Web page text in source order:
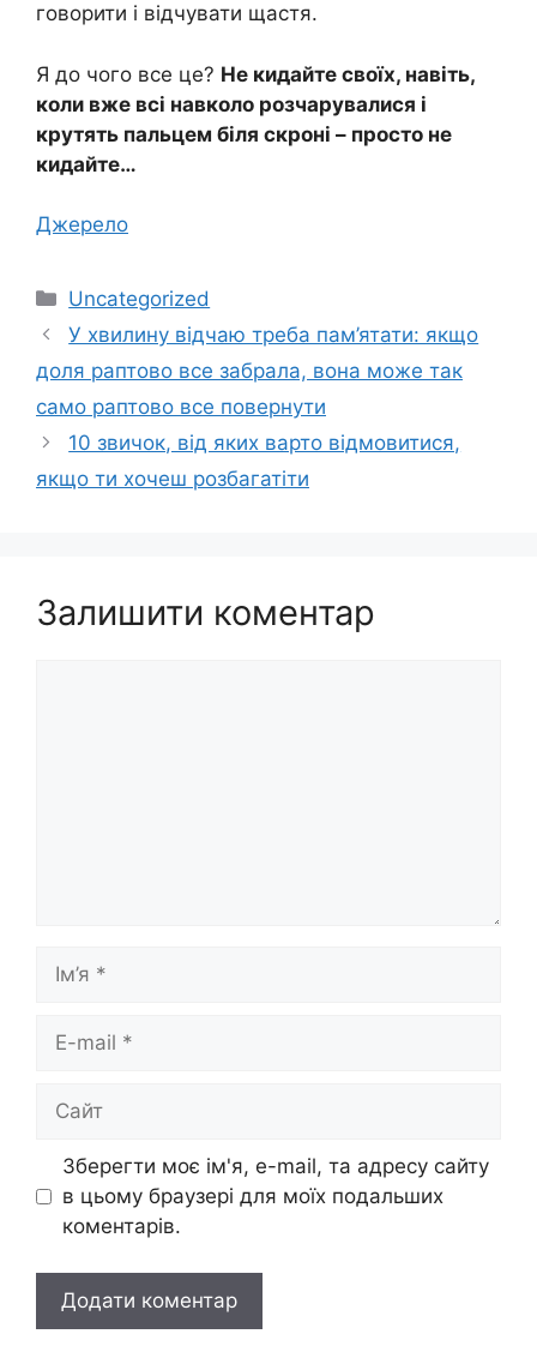
говорити і відчувати щастя.
Я до чого все це? Не кидайте своїх, навіть,
коли вже всі навколо розчарувалися і
крутять пальцем біля скроні – просто не
кидайте…
Джерело
Категорії
Uncategorized
У хвилину відчаю треба пам’ятати: якщо
доля раптово все забрала, вона може так
само раптово все повернути
10 звичок, від яких варто відмовитися,
якщо ти хочеш розбагатіти
Залишити коментар
Ім’я
Сайт
Зберегти моє ім'я, e-mail, та адресу сайту
в цьому браузері для моїх подальших
коментарів.